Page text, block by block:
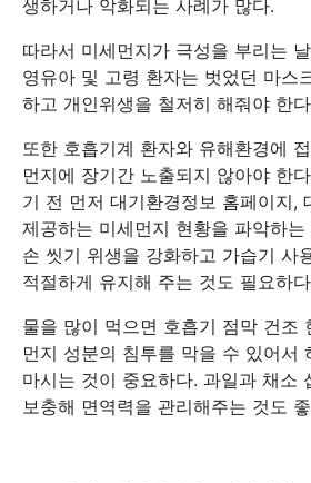
생하거나 악화되는 사례가 많다.
따라서 미세먼지가 극성을 부리는
영유아 및 고령 환자는 벗었던 마스
하고 개인위생을 철저히 해줘야 한
또한 호흡기계 환자와 유해환경에
먼지에 장기간 노출되지 않아야 한
기 전 먼저 대기환경정보 홈페이지,
제공하는 미세먼지 현황을 파악하
손 씻기 위생을 강화하고 가습기 사
적절하게 유지해 주는 것도 필요하
물을 많이 먹으면 호흡기 점막 건조
먼지 성분의 침투를 막을 수 있어서
마시는 것이 중요하다. 과일과 채소
보충해 면역력을 관리해주는 것도